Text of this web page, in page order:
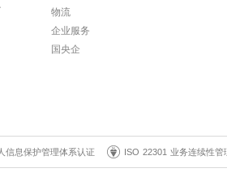
物流
企业服务
国央企
信息保护管理体系认证 ISO 22301 业务连续性管